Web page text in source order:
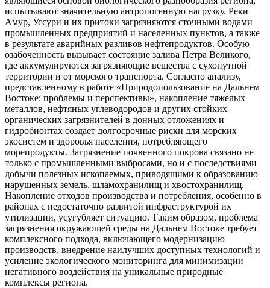
испытывают значительную антропогенную нагрузку. Реки
Амур, Уссури и их притоки загрязняются сточными водами
промышленных предприятий и населенных пунктов, а также
в результате аварийных разливов нефтепродуктов. Особую
озабоченность вызывает состояние залива Петра Великого,
где аккумулируются загрязняющие вещества с сухопутной
территории и от морского транспорта. Согласно анализу,
представленному в работе «Природопользование на Дальнем
Востоке: проблемы и перспективы», накопление тяжелых
металлов, нефтяных углеводородов и других стойких
органических загрязнителей в донных отложениях и
гидробионтах создает долгосрочные риски для морских
экосистем и здоровья населения, потребляющего
морепродукты. Загрязнение почвенного покрова связано не
только с промышленными выбросами, но и с последствиями
добычи полезных ископаемых, приводящими к образованию
нарушенных земель, шламохранилищ и хвостохранилищ.
Накопление отходов производства и потребления, особенно в
районах с недостаточно развитой инфраструктурой их
утилизации, усугубляет ситуацию. Таким образом, проблема
загрязнения окружающей среды на Дальнем Востоке требует
комплексного подхода, включающего модернизацию
производств, внедрение наилучших доступных технологий и
усиление экологического мониторинга для минимизации
негативного воздействия на уникальные природные
комплексы региона.